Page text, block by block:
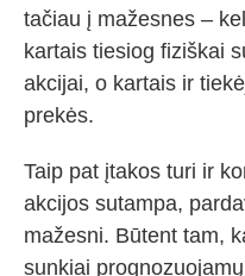
tačiau į mažesnes –
kartais tiesiog fiziškai
akcijai, o kartais ir
prekės.
Taip pat įtakos turi ir
akcijos sutampa,
mažesni. Būtent tam,
sunkiai